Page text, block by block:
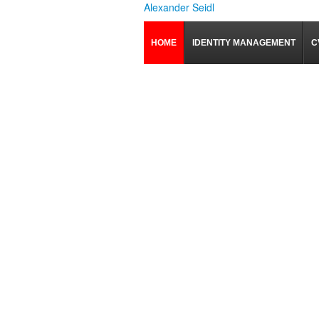
Alexander Seidl
HOME IDENTITY MANAGEMENT